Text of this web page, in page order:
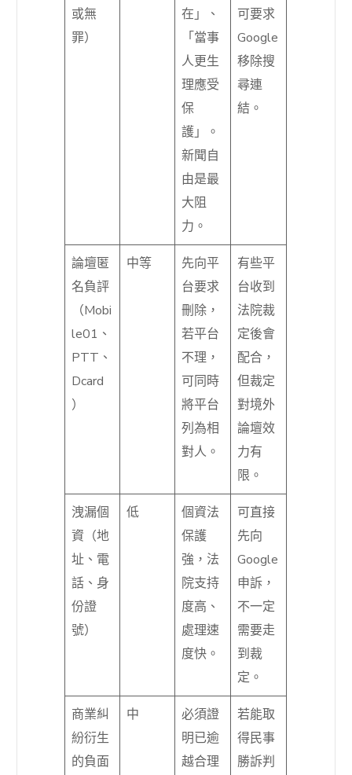
或無
罪）
在」、
「當事
人更生
理應受
保
護」。
新聞自
由是最
大阻
力。
可要求
Google
移除搜
尋連
結。
論壇匿
名負評
（Mobi
le01、
PTT、
Dcard
）
中等
先向平
台要求
刪除，
若平台
不理，
可同時
將平台
列為相
對人。
有些平
台收到
法院裁
定後會
配合，
但裁定
對境外
論壇效
力有
限。
洩漏個
資（地
址、電
話、身
份證
號）
低
個資法
保護
強，法
院支持
度高、
處理速
度快。
可直接
先向
Google
申訴，
不一定
需要走
到裁
定。
商業糾
紛衍生
的負面
中
必須證
明已逾
越合理
若能取
得民事
勝訴判